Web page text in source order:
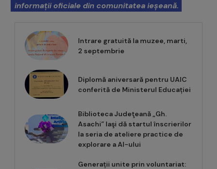
informații oficiale din comunitatea ieșeană.
Intrare gratuită la muzee, marti,
2 septembrie
Diplomă aniversară pentru UAIC
conferită de Ministerul Educației
Biblioteca Judeţeană „Gh.
Asachi” Iaşi dă startul înscrierilor
la seria de ateliere practice de
explorare a AI-ului
Generații unite prin voluntariat: